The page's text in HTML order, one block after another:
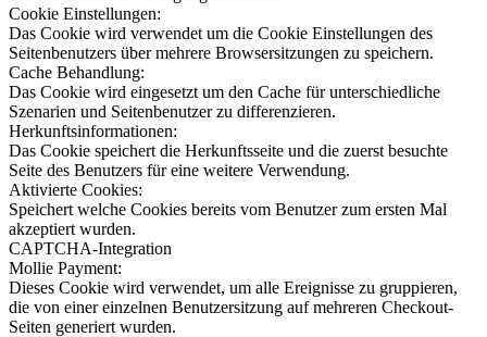
Cookie Einstellungen:
Das Cookie wird verwendet um die Cookie Einstellungen des
Seitenbenutzers über mehrere Browsersitzungen zu speichern.
Cache Behandlung:
Das Cookie wird eingesetzt um den Cache für unterschiedliche
Szenarien und Seitenbenutzer zu differenzieren.
Herkunftsinformationen:
Das Cookie speichert die Herkunftsseite und die zuerst besuchte
Seite des Benutzers für eine weitere Verwendung.
Aktivierte Cookies:
Speichert welche Cookies bereits vom Benutzer zum ersten Mal
akzeptiert wurden.
CAPTCHA-Integration
Mollie Payment:
Dieses Cookie wird verwendet, um alle Ereignisse zu gruppieren,
die von einer einzelnen Benutzersitzung auf mehreren Checkout-
Seiten generiert wurden.